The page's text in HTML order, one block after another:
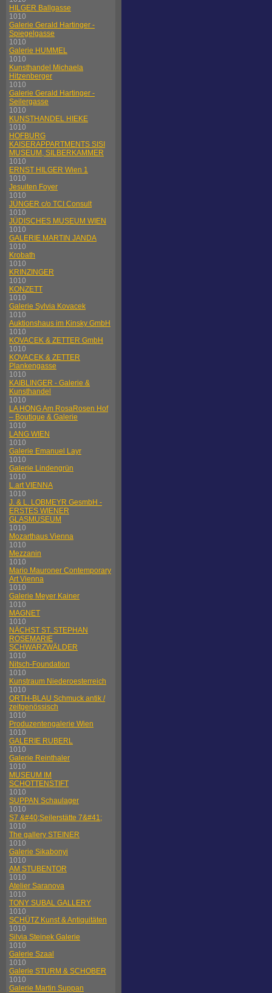
HILGER Ballgasse
1010
Galerie Gerald Hartinger -
Spiegelgasse
1010
Galerie HUMMEL
1010
Kunsthandel Michaela
Hitzenberger
1010
Galerie Gerald Hartinger -
Seilergasse
1010
KUNSTHANDEL HIEKE
1010
HOFBURG
KAISERAPPARTMENTS SISI
MUSEUM, SILBERKAMMER
1010
ERNST HILGER Wien 1
1010
Jesuiten Foyer
1010
JÜNGER c/o TCI Consult
1010
JÜDISCHES MUSEUM WIEN
1010
GALERIE MARTIN JANDA
1010
Krobath
1010
KRINZINGER
1010
KONZETT
1010
Galerie Sylvia Kovacek
1010
Auktionshaus im Kinsky GmbH
1010
KOVACEK & ZETTER GmbH
1010
KOVACEK & ZETTER
Plankengasse
1010
KAIBLINGER - Galerie &
Kunsthandel
1010
LA HONG Am RosaRosen Hof
– Boutique & Galerie
1010
LANG WIEN
1010
Galerie Emanuel Layr
1010
Galerie Lindengrün
1010
L.art VIENNA
1010
J. & L. LOBMEYR GesmbH -
ERSTES WIENER
GLASMUSEUM
1010
Mozarthaus Vienna
1010
Mezzanin
1010
Mario Mauroner Contemporary
Art Vienna
1010
Galerie Meyer Kainer
1010
MAGNET
1010
NÄCHST ST. STEPHAN
ROSEMARIE
SCHWARZWÄLDER
1010
Nitsch-Foundation
1010
Kunstraum Niederoesterreich
1010
ORTH-BLAU Schmuck antik /
zeitgenössisch
1010
Produzentengalerie Wien
1010
GALERIE RUBERL
1010
Galerie Reinthaler
1010
MUSEUM IM
SCHOTTENSTIFT
1010
SUPPAN Schaulager
1010
S7 &#40;Seilerstätte 7&#41;
1010
The gallery STEINER
1010
Galerie Sikabonyi
1010
AM STUBENTOR
1010
Atelier Saranova
1010
TONY SUBAL GALLERY
1010
SCHÜTZ Kunst & Antiquitäten
1010
Silvia Steinek Galerie
1010
Galerie Szaal
1010
Galerie STURM & SCHOBER
1010
Galerie Martin Suppan